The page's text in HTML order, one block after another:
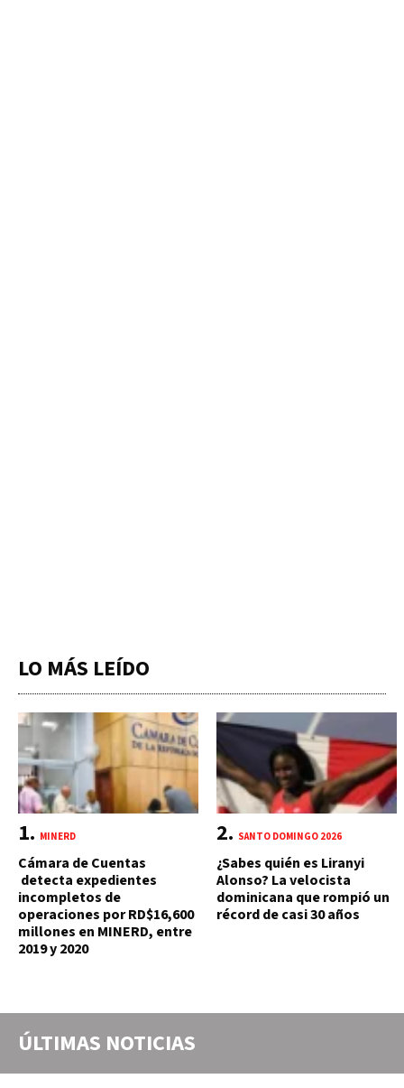
LO MÁS LEÍDO
MINERD
Cámara de Cuentas
detecta expedientes
incompletos de
operaciones por RD$16,600
millones en MINERD, entre
2019 y 2020
SANTO DOMINGO 2026
¿Sabes quién es Liranyi
Alonso? La velocista
dominicana que rompió un
récord de casi 30 años
ÚLTIMAS NOTICIAS